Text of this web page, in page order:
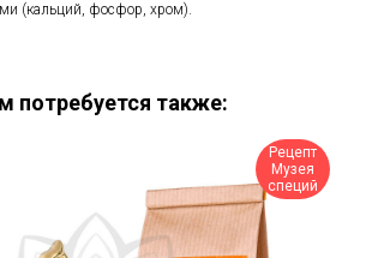
(кальций, фосфор, хром).
потребуется также:
Рецепт
Музея
специй